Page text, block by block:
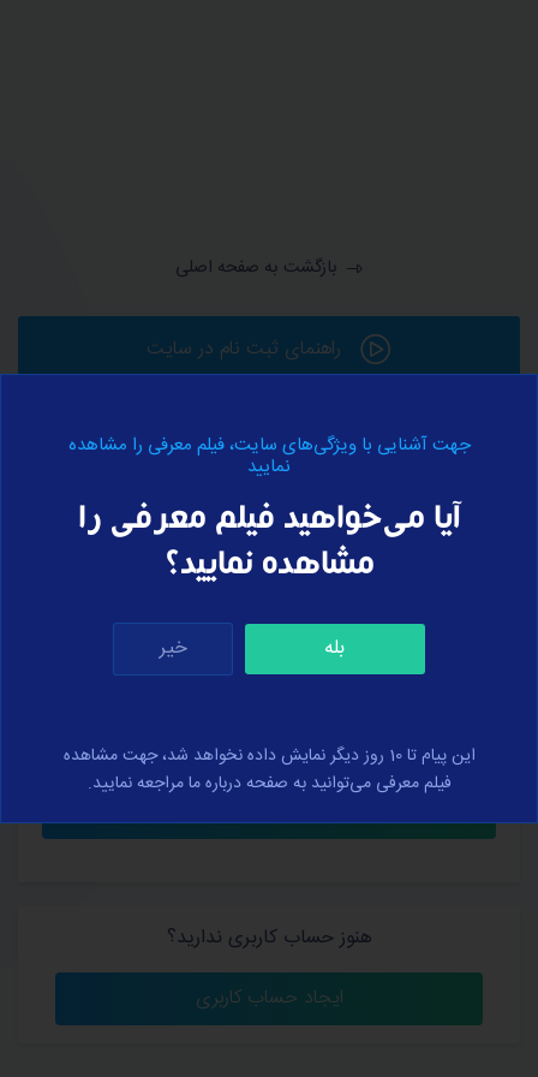
بازگشت به صفحه اصلی
راهنمای ثبت نام در سایت
ورود به حساب کاربری
کلمه عبور خود را فراموش کرده‌اید؟
هنوز حساب کاربری ندارید؟
ایجاد حساب کاربری
جهت آشنایی با ویژگی‌های سایت، فیلم معرفی را مشاهده
نمایید
آیا می‌خواهید فیلم معرفی را
مشاهده نمایید؟
بله خیر
این پیام تا 10 روز دیگر نمایش داده نخواهد شد، جهت مشاهده
فیلم معرفی می‌توانید به صفحه درباره ما مراجعه نمایید.